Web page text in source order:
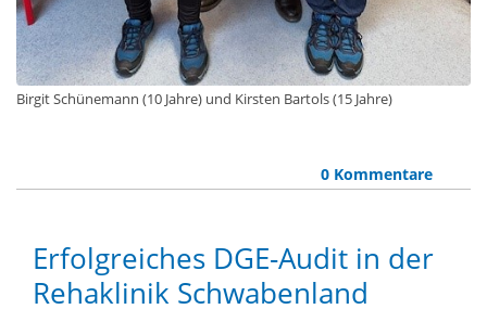
Birgit Schünemann (10 Jahre) und Kirsten Bartols (15 Jahre)
0 Kommentare
Erfolgreiches DGE-Audit in der
Rehaklinik Schwabenland